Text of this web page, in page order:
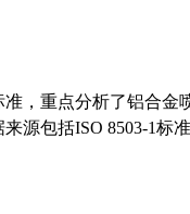
，重点分析了铝合金
源包括ISO 8503-1标